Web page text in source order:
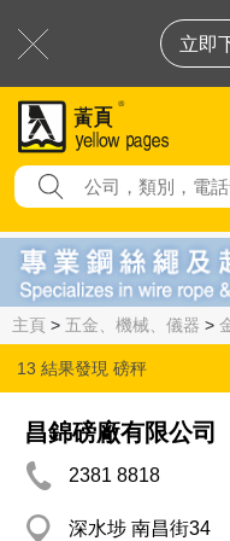
立即
主頁 > 五金、機械、儀器 >
13 結果發現 磅秤
昌錦磅廠有限公司
2381 8818
深水埗 南昌街34